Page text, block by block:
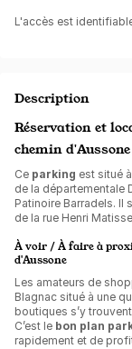
L'accès est
Description
Réservation et
chemin d'Aussone
Ce parking est situé
de la départementale
Patinoire Barradels. Il
de la rue Henri
À voir / À faire à
d'Aussone
Les amateurs de
Blagnac situé à une
boutiques s’y
C’est le bon plan
rapidement et de